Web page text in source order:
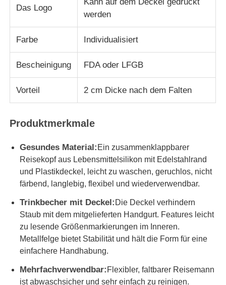
Über uns
Werksbesichtigung
Qualitätskontrolle
Kontakt mit uns
Nachrichten
Fälle
Silikon Reiseflaschen-Set
Silikon-Fahrglas
Das Logo
werden
Farbe Individualisiert
Bescheinigung FDA oder LFGB
Vorteil 2 cm Dicke nach dem Falten
Produktmerkmale
Gesundes Material: Ein zusammenklappbarer
Reisekopf aus Lebensmittelsilikon mit Edelstahlrand
und Plastikdeckel, leicht zu waschen, geruchlos, nicht
färbend, langlebig, flexibel und wiederverwendbar.
Trinkbecher mit Deckel: Die Deckel verhindern
Staub mit dem mitgelieferten Handgurt. Features leicht
zu lesende Größenmarkierungen im Inneren.
Metallfelge bietet Stabilität und hält die Form für eine
einfachere Handhabung.
Mehrfachverwendbar: Flexibler, faltbarer Reisemann
ist abwaschsicher und sehr einfach zu reinigen.